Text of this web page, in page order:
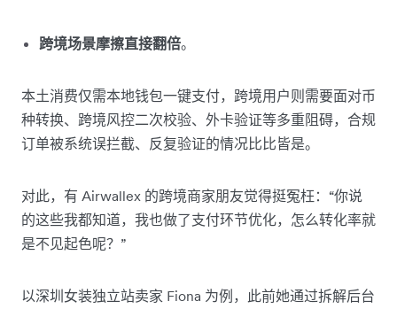
跨境场景摩擦直接翻倍。
本土消费仅需本地钱包一键支付，跨境用户则需要面对币
种转换、跨境风控二次校验、外卡验证等多重阻碍，合规
订单被系统误拦截、反复验证的情况比比皆是。
对此，有 Airwallex 的跨境商家朋友觉得挺冤枉：“你说
的这些我都知道，我也做了支付环节优化，怎么转化率就
是不见起色呢？”
以深圳女装独立站卖家 Fiona 为例，此前她通过拆解后台